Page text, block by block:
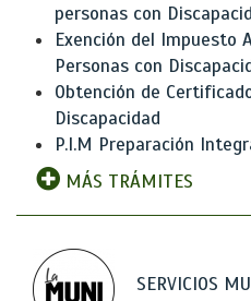
personas con
Exención del Impuesto
Personas con
Obtención de
Discapacidad
P.I.M Preparación
MÁS TRÁMITES
SERVICIOS